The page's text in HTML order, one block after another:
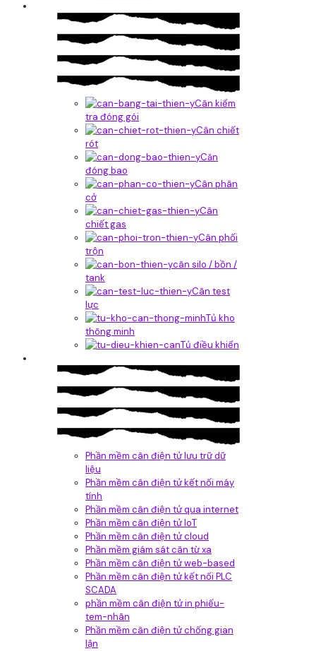
Cân kiểm
tra đóng gói
Cân chiết
rót
Căn
đóng bao
Cân phân
cở
Cân
chiết gas
Cân phối
trộn
cân silo / bồn /
tank
Cân test
lực
Tủ kho
thông minh
Tủ điều khiển
Phần mềm cân điện tử lưu trữ dữ
liệu
Phần mềm cân điện tử kết nối máy
tính
Phần mềm cân điện tử qua internet
Phần mềm cân điện tử IoT
Phần mềm cân điện tử cloud
Phần mềm giám sát cân từ xa
Phần mềm cân điện tử web-based
Phần mềm cân điện tử kết nối PLC
SCADA
phần mềm cân điện tử in phiếu-
tem-nhãn
Phần mềm cân điện tử chống gian
lận